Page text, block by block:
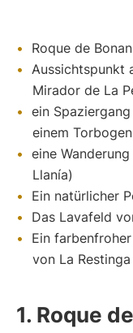
Roque de
Aussichtspunkt
Mirador de La
ein
einem Torbogen
eine
Llanía)
Ein natürlicher
Das Lavafeld
Ein
von La
1. Roque